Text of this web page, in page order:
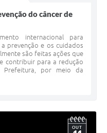
do câncer de
internacional para
prevenção e os cuidados
são feitas ações que
contribuir para a redução
Prefeitura, por meio da
OUT